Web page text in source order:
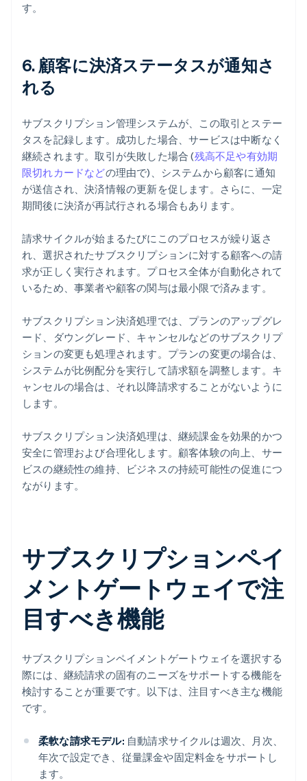
す。
6. 顧客に決済ステータスが通知さ
れる
サブスクリプション管理システムが、この取引とステー
タスを記録します。成功した場合、サービスは中断なく
継続されます。取引が失敗した場合 (残高不足や有効期
限切れカードなどの理由で)、システムから顧客に通知
が送信され、決済情報の更新を促します。さらに、一定
期間後に決済が再試行される場合もあります。
請求サイクルが始まるたびにこのプロセスが繰り返さ
れ、選択されたサブスクリプションに対する顧客への請
求が正しく実行されます。プロセス全体が自動化されて
いるため、事業者や顧客の関与は最小限で済みます。
サブスクリプション決済処理では、プランのアップグレ
ード、ダウングレード、キャンセルなどのサブスクリプ
ションの変更も処理されます。プランの変更の場合は、
システムが比例配分を実行して請求額を調整します。キ
ャンセルの場合は、それ以降請求することがないように
します。
サブスクリプション決済処理は、継続課金を効果的かつ
安全に管理および合理化します。顧客体験の向上、サー
ビスの継続性の維持、ビジネスの持続可能性の促進につ
ながります。
サブスクリプションペイ
メントゲートウェイで注
目すべき機能
サブスクリプションペイメントゲートウェイを選択する
際には、継続請求の固有のニーズをサポートする機能を
検討することが重要です。以下は、注目すべき主な機能
です。
柔軟な請求モデル: 自動請求サイクルは週次、月次、
年次で設定でき、従量課金や固定料金をサポートし
ます。